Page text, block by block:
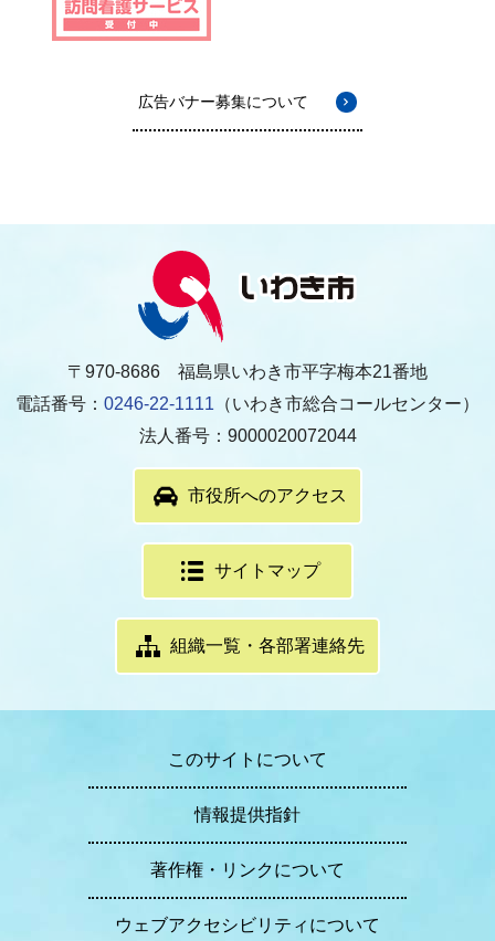
広告バナー募集について
〒970-8686 福島県いわき市平字梅本21番地
電話番号： 0246-22-1111 （いわき市総合コールセンター）
法人番号：9000020072044
市役所へのアクセス
サイトマップ
組織一覧・各部署連絡先
このサイトについて
情報提供指針
著作権・リンクについて
ウェブアクセシビリティについて